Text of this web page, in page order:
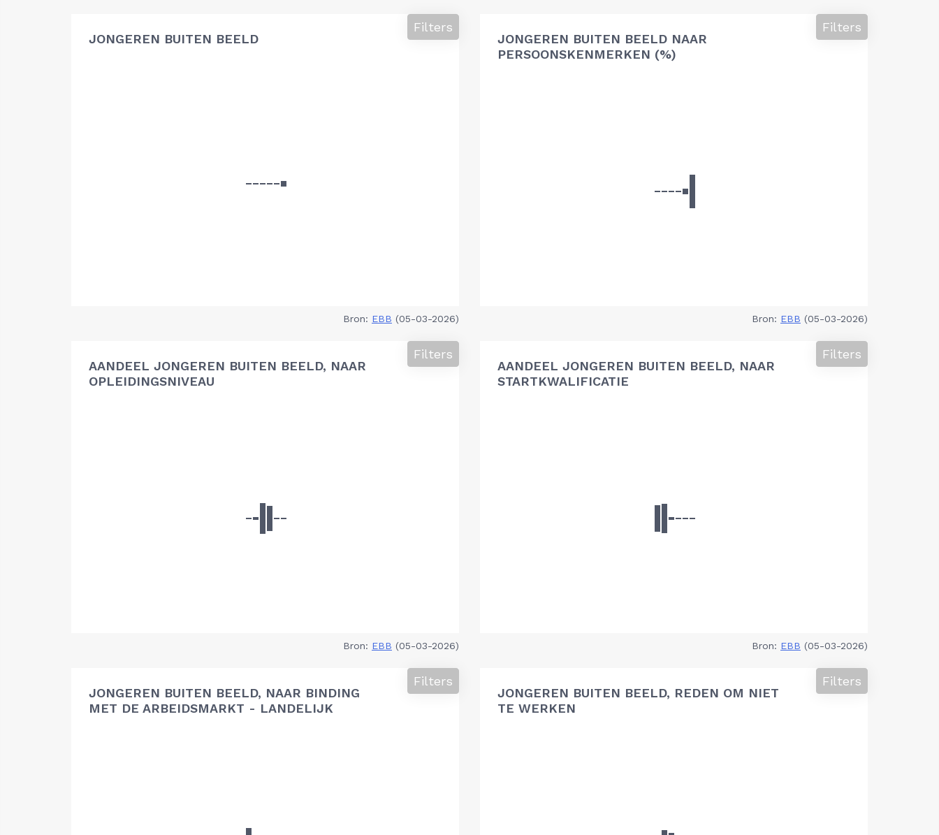
JONGEREN BUITEN BEELD
Filters
Bron: EBB (05-03-2026)
JONGEREN BUITEN BEELD NAAR
PERSOONSKENMERKEN (%)
Filters
Bron: EBB (05-03-2026)
AANDEEL JONGEREN BUITEN BEELD, NAAR
OPLEIDINGSNIVEAU
Filters
Bron: EBB (05-03-2026)
AANDEEL JONGEREN BUITEN BEELD, NAAR
STARTKWALIFICATIE
Filters
Bron: EBB (05-03-2026)
JONGEREN BUITEN BEELD, NAAR BINDING
MET DE ARBEIDSMARKT - LANDELIJK
Filters
JONGEREN BUITEN BEELD, REDEN OM NIET
TE WERKEN
Filters